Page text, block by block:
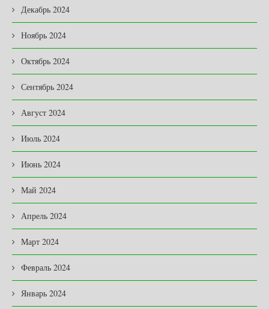
Декабрь 2024
Ноябрь 2024
Октябрь 2024
Сентябрь 2024
Август 2024
Июль 2024
Июнь 2024
Май 2024
Апрель 2024
Март 2024
Февраль 2024
Январь 2024